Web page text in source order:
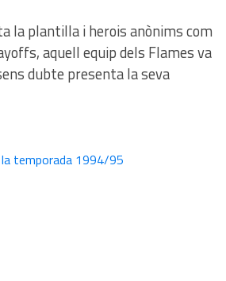
la plantilla i herois anònims com
aquell equip dels Flames va
dubte presenta la seva
la temporada 1994/95